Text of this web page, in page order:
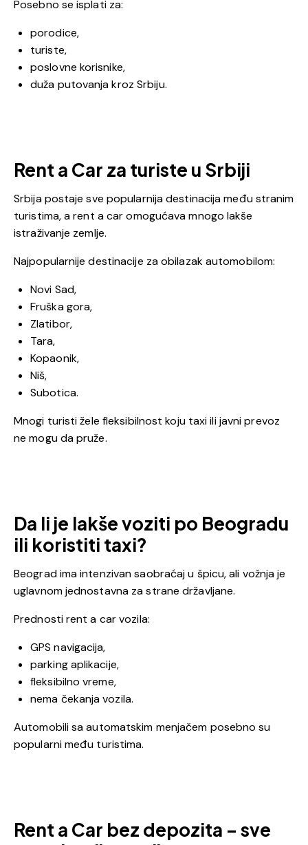
Posebno se isplati za:
porodice,
turiste,
poslovne korisnike,
duža putovanja kroz Srbiju.
Rent a Car za turiste u Srbiji
Srbija postaje sve popularnija destinacija među stranim
turistima, a rent a car omogućava mnogo lakše
istraživanje zemlje.
Najpopularnije destinacije za obilazak automobilom:
Novi Sad,
Fruška gora,
Zlatibor,
Tara,
Kopaonik,
Niš,
Subotica.
Mnogi turisti žele fleksibilnost koju taxi ili javni prevoz
ne mogu da pruže.
Da li je lakše voziti po Beogradu
ili koristiti taxi?
Beograd ima intenzivan saobraćaj u špicu, ali vožnja je
uglavnom jednostavna za strane državljane.
Prednosti rent a car vozila:
GPS navigacija,
parking aplikacije,
fleksibilno vreme,
nema čekanja vozila.
Automobili sa automatskim menjačem posebno su
popularni među turistima.
Rent a Car bez depozita – sve